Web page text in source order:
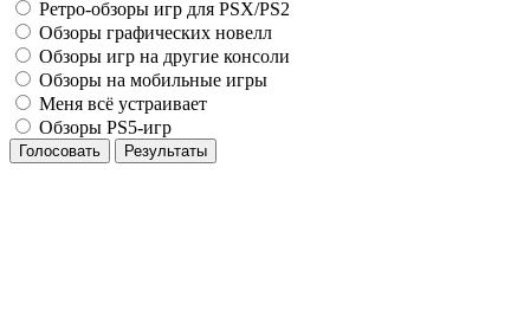
Ретро-обзоры игр для PSX/PS2
Обзоры графических новелл
Обзоры игр на другие консоли
Обзоры на мобильные игры
Меня всё устраивает
Обзоры PS5-игр
Голосовать Результаты